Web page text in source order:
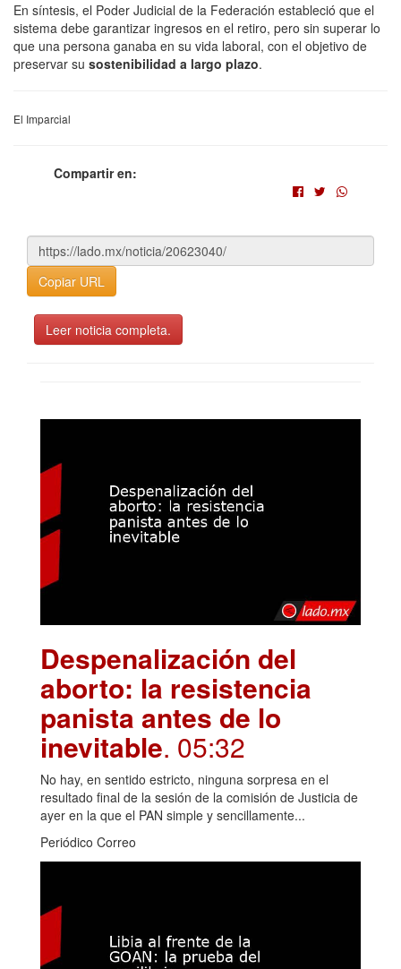
En síntesis, el Poder Judicial de la Federación estableció que el
sistema debe garantizar ingresos en el retiro, pero sin superar lo
que una persona ganaba en su vida laboral, con el objetivo de
preservar su sostenibilidad a largo plazo.
El Imparcial
Compartir en:
Copiar URL
Leer noticia completa.
Despenalización del
aborto: la resistencia
panista antes de lo
inevitable. 05:32
No hay, en sentido estricto, ninguna sorpresa en el
resultado final de la sesión de la comisión de Justicia de
ayer en la que el PAN simple y sencillamente...
Periódico Correo